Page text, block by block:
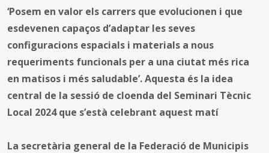
‘Posem en valor els carrers que evolucionen i que
esdevenen capaços d’adaptar les seves
configuracions espacials i materials a nous
requeriments funcionals per a una ciutat més rica
en matisos i més saludable’. Aquesta és la idea
central de la sessió de cloenda del Seminari Tècnic
Local 2024 que s’està celebrant aquest matí
La secretària general de la Federació de Municipis